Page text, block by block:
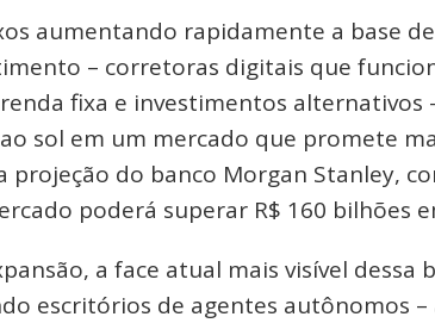
aumentando rapidamente a base
– corretoras digitais que
fixa e investimentos alternativos
sol em um mercado que promete
projeção do banco Morgan Stanley,
poderá superar R$ 160 bilhões
a face atual mais visível dessa
escritórios de agentes autônomos –